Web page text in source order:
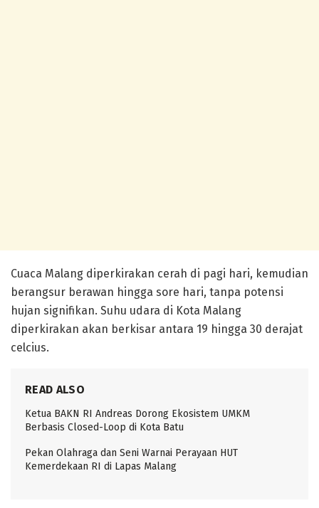
Cuaca Malang diperkirakan cerah di pagi hari, kemudian
berangsur berawan hingga sore hari, tanpa potensi
hujan signifikan. Suhu udara di Kota Malang
diperkirakan akan berkisar antara 19 hingga 30 derajat
celcius.
READ ALSO
Ketua BAKN RI Andreas Dorong Ekosistem UMKM
Berbasis Closed-Loop di Kota Batu
Pekan Olahraga dan Seni Warnai Perayaan HUT
Kemerdekaan RI di Lapas Malang